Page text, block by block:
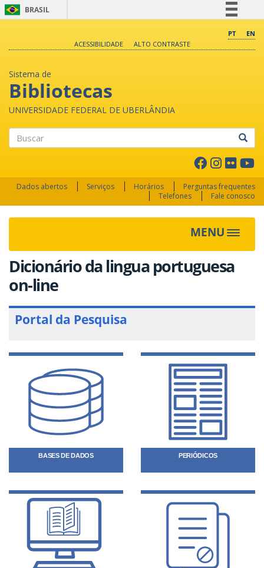
BRASIL
Comunica BR
PT
EN
ACESSIBILIDADE
ALTO CONTRASTE
Sistema de
Bibliotecas
UNIVERSIDADE FEDERAL DE UBERLÂNDIA
Dados abertos Serviços Horários
Perguntas frequentes
Telefones
Fale conosco
MENU Toggle
Dicionário da lingua portuguesa
on-line
Portal da Pesquisa
BASES DE DADOS PERIÓDICOS